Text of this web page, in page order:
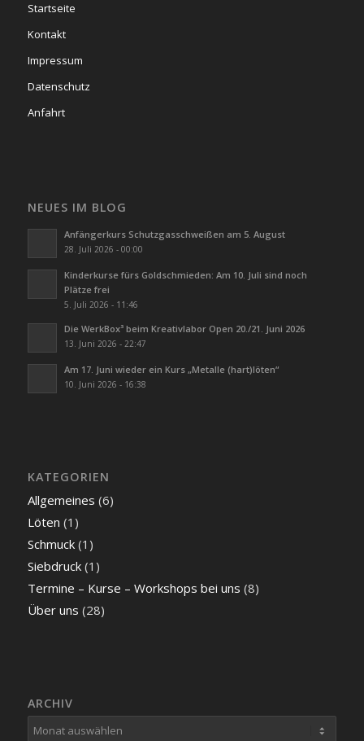
Startseite
Kontakt
Impressum
Datenschutz
Anfahrt
NEUES IM BLOG
Anfängerkurs Schutzgasschweißen am 5. August
28. Juli 2026 - 00:00
Kinderkurse fürs Goldschmieden: Am 10. Juli sind noch
Plätze frei
5. Juli 2026 - 11:46
Die WerkBox³ beim Kreativlabor Open 20./21. Juni 2026
13. Juni 2026 - 22:47
Am 17. Juni wieder ein Kurs „Metalle (hart)löten“
10. Juni 2026 - 16:38
KATEGORIEN
Allgemeines (6)
Löten (1)
Schmuck(1)
Siebdruck(1)
Termine – Kurse – Workshops bei uns (8)
Über uns (28)
ARCHIV